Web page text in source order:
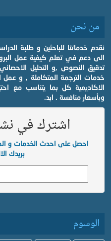
من نحن
نقدم خدماتنا للباحثين و طلبة
الى دعم في تعلم كيفية عمل
تدقيق النصوص ,و التحليل
خدمات الترجمة المتكاملة , و عمل
الاكاديمية كل بما يتناسب مع
وبأسعار منافسة . ابد.
اشترك في
احصل على احدث الخدمات و
بريدك
الوسوم